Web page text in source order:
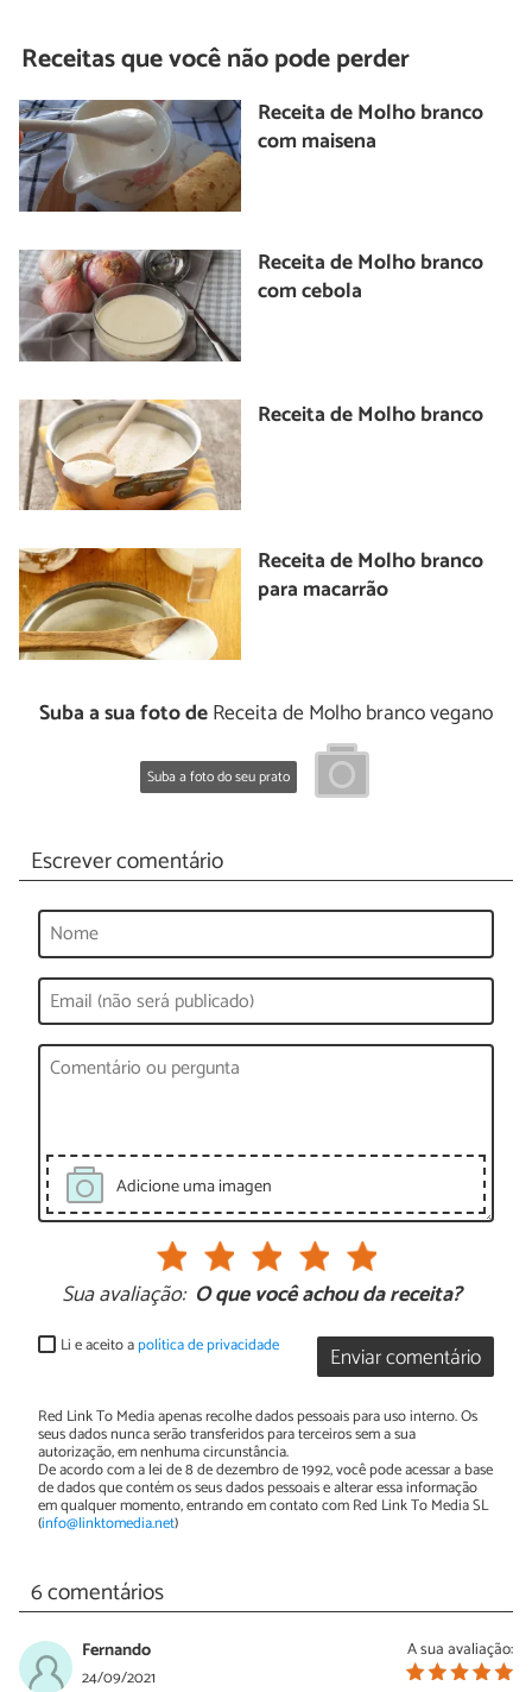
Receitas que você não pode perder
Receita de Molho branco
com maisena
Receita de Molho branco
com cebola
Receita de Molho branco
Receita de Molho branco
para macarrão
Suba a sua foto deReceita de Molho branco vegano
Suba a foto do seu prato
Escrever comentário
Adicione uma imagen
Sua avaliação: O que você achou da receita?
Enviar comentário
Li e aceito apolítica de privacidade
Red Link To Media apenas recolhe dados pessoais para uso interno. Os
seus dados nunca serão transferidos para terceiros sem a sua
autorização, em nenhuma circunstância.
De acordo com a lei de 8 de dezembro de 1992, você pode acessar a base
de dados que contém os seus dados pessoais e alterar essa informação
em qualquer momento, entrando em contato com Red Link To Media SL
(info@linktomedia.net)
6 comentários
A sua avaliação:
Fernando
24/09/2021